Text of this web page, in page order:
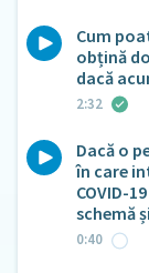
Cum
obțină
dacă
2:32
Dacă o
în care
COVID-
schemă
0:40